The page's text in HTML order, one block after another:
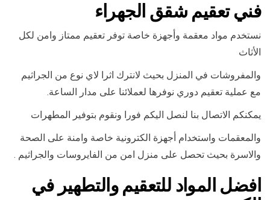
فني تعقيم شقق الجهراء
نستخدم مواد معقمة وأجهزة خاصة توفر تعقيم ممتاز وامن لكل
الأثاث
والمفروشات في المنزل بحيث لانترك اثرا لاي نوع من الجراثيم
مع عملية تعقيم دوري نوفرها لعملائنا على مدار الساعة.
يمكنكم الاتصال بنا لنصل اليكم فورا ونقوم بتوفير المطهرات
والمعقمات واستخدام أجهزة الكترونية خاصة وامنة على الصحة
والاسرة بحيث تحصل على منزل امن من الفايروسات والجراثيم .
افضل المواد للتعقيم والتطهير في